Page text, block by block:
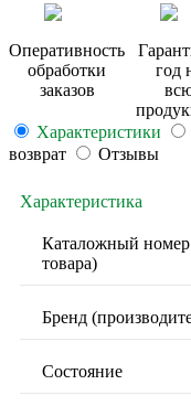
Оперативность
обработки
заказов
год
Характеристики
возврат
Отзывы
Характеристика
Каталожный номер
товара)
Бренд
Состояние